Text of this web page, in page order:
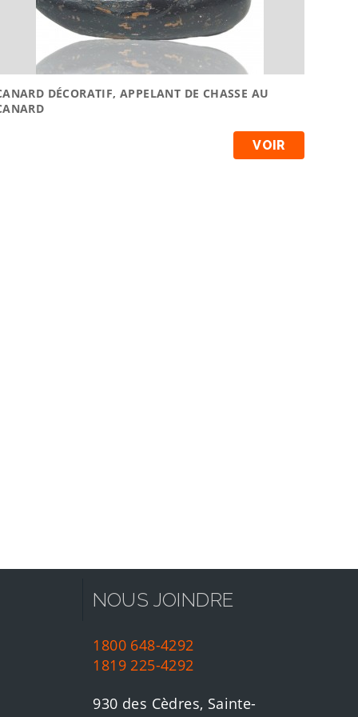
DÉCORATIF, APPELANT DE CHASSE AU
VOIR
NOUS JOINDRE
1800 648-4292
1819 225-4292
930 des Cèdres, Sainte-